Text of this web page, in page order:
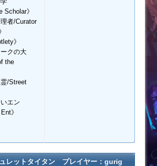
Scholar》
者/Curator
》
クの大
the
/Street
エン
》
レットタイタン プレイヤー：gurig